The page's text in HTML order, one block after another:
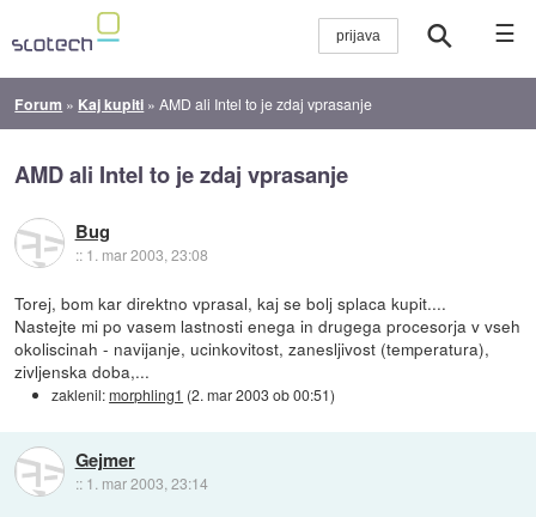
☰
Forum » Kaj kupiti »AMD ali Intel to je zdaj vprasanje
AMD ali Intel to je zdaj vprasanje
Bug
:: 1. mar 2003, 23:08
Torej, bom kar direktno vprasal, kaj se bolj splaca kupit....
Nastejte mi po vasem lastnosti enega in drugega procesorja v vseh
okoliscinah - navijanje, ucinkovitost, zanesljivost (temperatura),
zivljenska doba,...
zaklenil:morphling1 (2. mar 2003 ob 00:51)
Gejmer
:: 1. mar 2003, 23:14